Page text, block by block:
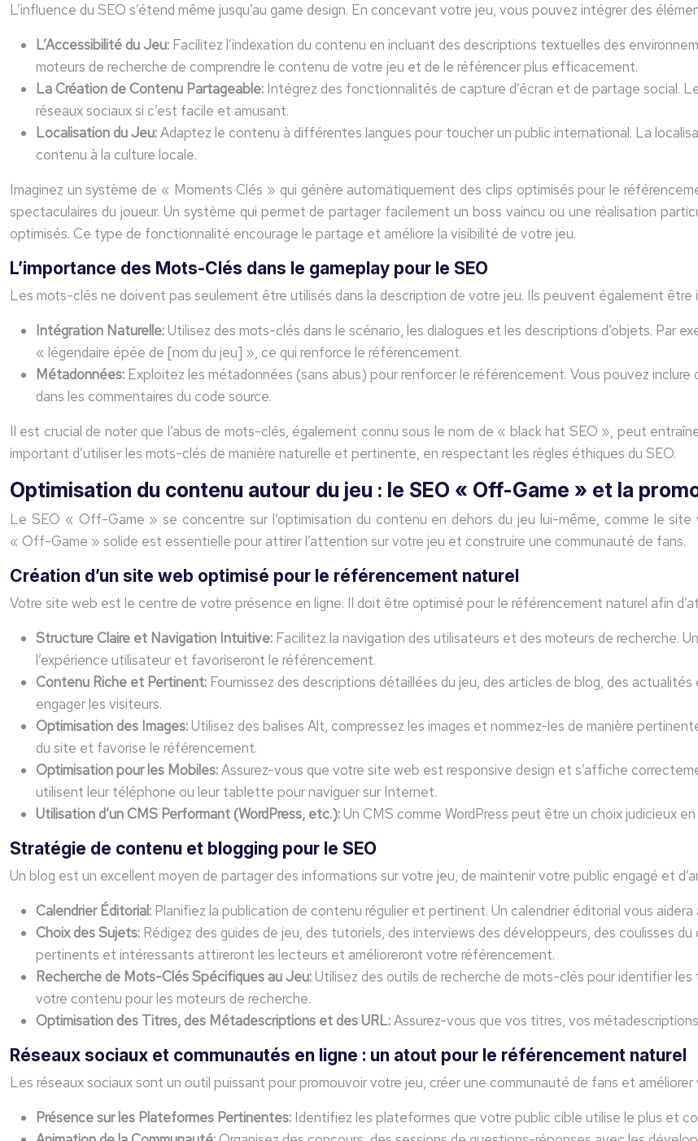
L’influence du SEO s’étend même jusqu’au game design. En concevant votre jeu, vous pouvez intégrer des
L’Accessibilité du Jeu: Facilitez l’indexation du contenu en incluant des descriptions textuelles des
moteurs de recherche de comprendre le contenu de votre jeu et de le référencer plus efficacement.
La Création de Contenu Partageable: Intégrez des fonctionnalités de capture d’écran et de partage social.
réseaux sociaux si c’est facile et amusant.
Localisation du Jeu:Adaptez le contenu à différentes langues pour toucher un public international. La
contenu à la culture locale.
Imaginez un système de « Moments Clés » qui génère automatiquement des clips optimisés pour le
spectaculaires du joueur. Un système qui permet de partager facilement un boss vaincu ou une réalisation
optimisés. Ce type de fonctionnalité encourage le partage et améliore la visibilité de votre jeu.
L’importance des Mots-Clés dans le gameplay pour le SEO
Les mots-clés ne doivent pas seulement être utilisés dans la description de votre jeu. Ils peuvent également être
Intégration Naturelle:Utilisez des mots-clés dans le scénario, les dialogues et les descriptions d’objets. Par
« légendaire épée de [nom du jeu] », ce qui renforce le référencement.
Métadonnées: Exploitez les métadonnées (sans abus) pour renforcer le référencement. Vous pouvez
dans les commentaires du code source.
Il est crucial de noter que l’abus de mots-clés, également connu sous le nom de « black hat SEO », peut
important d’utiliser les mots-clés de manière naturelle et pertinente, en respectant les règles éthiques du SEO.
Optimisation du contenu autour du jeu : le SEO « Off-Game » et la
Le SEO « Off-Game » se concentre sur l’optimisation du contenu en dehors du jeu lui-même, comme le
« Off-Game » solide est essentielle pour attirer l’attention sur votre jeu et construire une communauté de fans.
Création d’un site web optimisé pour le référencement naturel
Votre site web est le centre de votre présence en ligne. Il doit être optimisé pour le référencement naturel afin
Structure Claire et Navigation Intuitive: Facilitez la navigation des utilisateurs et des moteurs de recherche.
l’expérience utilisateur et favoriseront le référencement.
Contenu Riche et Pertinent: Fournissez des descriptions détaillées du jeu, des articles de blog, des
engager les visiteurs.
Optimisation des Images:Utilisez des balises Alt, compressez les images et nommez-les de manière
du site et favorise le référencement.
Optimisation pour les Mobiles:Assurez-vous que votre site web est responsive design et s’affiche
utilisent leur téléphone ou leur tablette pour naviguer sur Internet.
Utilisation d’un CMS Performant (WordPress, etc.):Un CMS comme WordPress peut être un choix judicieux
Stratégie de contenu et blogging pour le SEO
Un blog est un excellent moyen de partager des informations sur votre jeu, de maintenir votre public engagé et
Calendrier Éditorial: Planifiez la publication de contenu régulier et pertinent. Un calendrier éditorial vous
Choix des Sujets: Rédigez des guides de jeu, des tutoriels, des interviews des développeurs, des coulisses
pertinents et intéressants attireront les lecteurs et amélioreront votre référencement.
Recherche de Mots-Clés Spécifiques au Jeu:Utilisez des outils de recherche de mots-clés pour identifier
votre contenu pour les moteurs de recherche.
Optimisation des Titres, des Métadescriptions et des URL:Assurez-vous que vos titres, vos
Réseaux sociaux et communautés en ligne : un atout pour le référencement naturel
Les réseaux sociaux sont un outil puissant pour promouvoir votre jeu, créer une communauté de fans et améliorer
Présence sur les Plateformes Pertinentes: Identifiez les plateformes que votre public cible utilise le plus et